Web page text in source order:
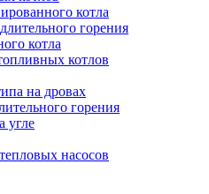
котла
горения
котла
котлов
на дровах
горения
угле
насосов